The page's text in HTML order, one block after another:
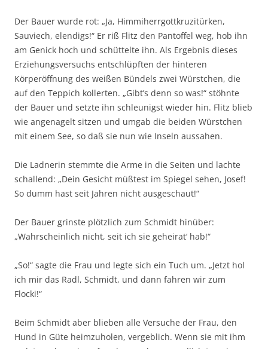
Der Bauer wurde rot: „Ja, Himmiherrgottkruzitürken,
Sauviech, elendigs!“ Er riß Flitz den Pantoffel weg, hob ihn
am Genick hoch und schüttelte ihn. Als Ergebnis dieses
Erziehungsversuchs entschlüpften der hinteren
Körperöffnung des weißen Bündels zwei Würstchen, die
auf den Teppich kollerten. „Gibt’s denn so was!“ stöhnte
der Bauer und setzte ihn schleunigst wieder hin. Flitz blieb
wie angenagelt sitzen und umgab die beiden Würstchen
mit einem See, so daß sie nun wie Inseln aussahen.
Die Ladnerin stemmte die Arme in die Seiten und lachte
schallend: „Dein Gesicht müßtest im Spiegel sehen, Josef!
So dumm hast seit Jahren nicht ausgeschaut!“
Der Bauer grinste plötzlich zum Schmidt hinüber:
„Wahrscheinlich nicht, seit ich sie geheirat‘ hab!“
„So!“ sagte die Frau und legte sich ein Tuch um. „Jetzt hol
ich mir das Radl, Schmidt, und dann fahren wir zum
Flocki!“
Beim Schmidt aber blieben alle Versuche der Frau, den
Hund in Güte heimzuholen, vergeblich. Wenn sie mit ihm